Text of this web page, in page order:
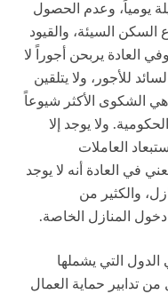
يومياً، وعدم الحصول
السكن السيئة، والقيود
العادة يربحن أجوراً لا
للأجور، ولا يتلقين
الشكوى الأكثر شيوعاً
ولا يوجد إلا
العاملات
في العادة أنه لا يوجد
والكثير من
المنازل الخاصة.
الدول التي يشملها
من تدابير حماية العمال